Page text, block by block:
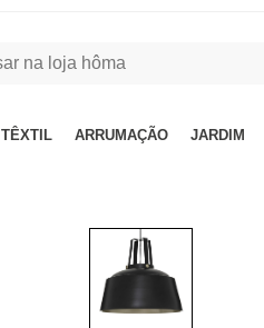
TÊXTIL ARRUMAÇÃO JARDIM